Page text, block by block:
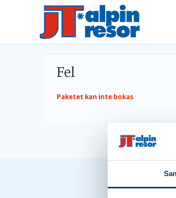
Fel
Paketet kan inte bokas